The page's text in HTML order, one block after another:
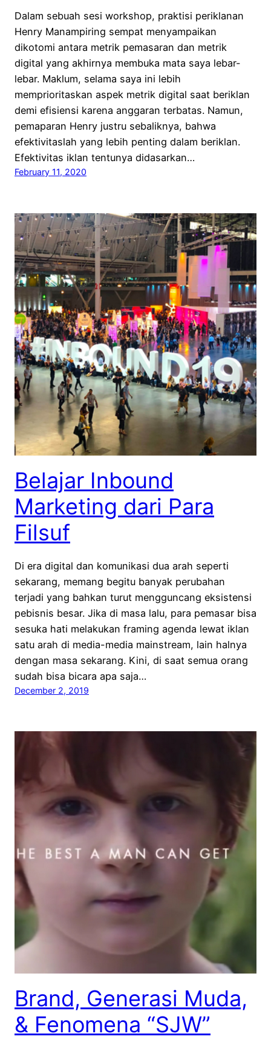
Dalam sebuah sesi workshop, praktisi periklanan
Henry Manampiring sempat menyampaikan
dikotomi antara metrik pemasaran dan metrik
digital yang akhirnya membuka mata saya lebar-
lebar. Maklum, selama saya ini lebih
memprioritaskan aspek metrik digital saat beriklan
demi efisiensi karena anggaran terbatas. Namun,
pemaparan Henry justru sebaliknya, bahwa
efektivitaslah yang lebih penting dalam beriklan.
Efektivitas iklan tentunya didasarkan…
February 11, 2020
Belajar Inbound
Marketing dari Para
Filsuf
Di era digital dan komunikasi dua arah seperti
sekarang, memang begitu banyak perubahan
terjadi yang bahkan turut mengguncang eksistensi
pebisnis besar. Jika di masa lalu, para pemasar bisa
sesuka hati melakukan framing agenda lewat iklan
satu arah di media-media mainstream, lain halnya
dengan masa sekarang. Kini, di saat semua orang
sudah bisa bicara apa saja…
December 2, 2019
Brand, Generasi Muda,
& Fenomena “SJW”